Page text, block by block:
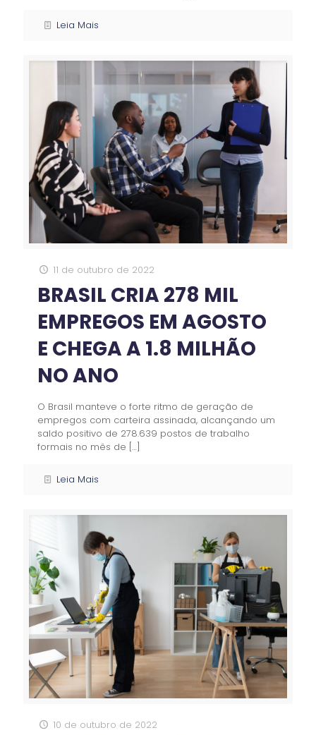
Leia Mais
11 de outubro de 2022
BRASIL CRIA 278 MIL
EMPREGOS EM AGOSTO
E CHEGA A 1.8 MILHÃO
NO ANO
O Brasil manteve o forte ritmo de geração de
empregos com carteira assinada, alcançando um
saldo positivo de 278.639 postos de trabalho
formais no mês de […]
Leia Mais
10 de outubro de 2022